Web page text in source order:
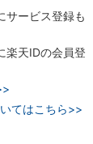
ービス登録も
天IDの会員登
てはこちら>>